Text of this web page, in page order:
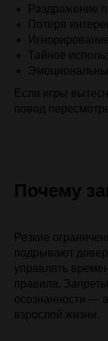
Раздражение
Потеря
Тайное
Если игры
повод
Почему
Резкие
подрывают
управлять
правила.
осознанности —
взрослой жизни.